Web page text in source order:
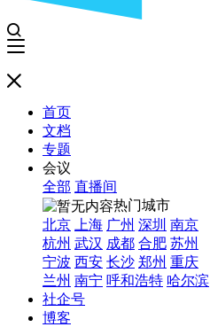
首页
文档
专题
会议
全部 直播间
热门城市
北京
上海 广州 深圳 南京
杭州 武汉 成都 合肥 苏州
宁波 西安 长沙 郑州 重庆
兰州 南宁 呼和浩特 哈尔滨
社企号
博客